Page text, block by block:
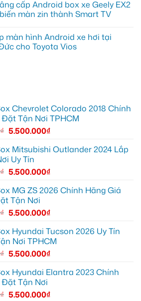
cấp Android box xe Geely EX2
màn zin thành Smart TV
màn hình Android xe hơi tại
cho Toyota Vios
Chevrolet Colorado 2018 Chính
Tận Nơi TPHCM
₫ 5.500.000₫
Mitsubishi Outlander 2024 Lắp
Uy Tín
₫ 5.500.000₫
MG ZS 2026 Chính Hãng Giá
Tận Nơi
₫ 5.500.000₫
Hyundai Tucson 2026 Uy Tín
Nơi TPHCM
₫ 5.500.000₫
Hyundai Elantra 2023 Chính
Đặt Tận Nơi
₫ 5.500.000₫